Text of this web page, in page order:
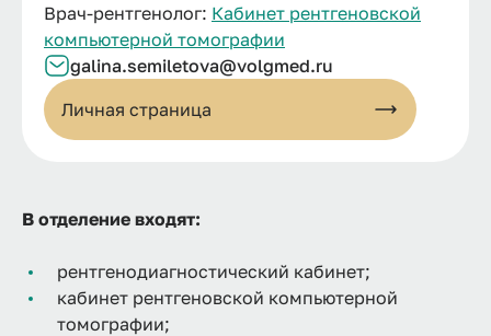
Врач-рентгенолог: Кабинет рентгеновской
компьютерной томографии
galina.semiletova@volgmed.ru
Личная страница
В отделение входят:
рентгенодиагностический кабинет;
кабинет рентгеновской компьютерной
томографии;